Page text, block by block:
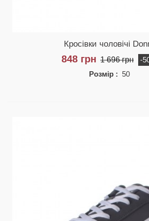
Кросівки чоловічі
848 грн 1 696 грн
-
Розмір : 50